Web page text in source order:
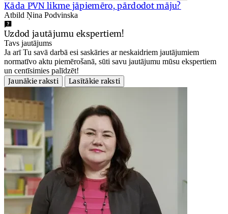
Kāda PVN likme jāpiemēro, pārdodot māju?
Atbild Ņina Podvinska
Uzdod jautājumu ekspertiem!
Tavs jautājums
Ja arī Tu savā darbā esi saskāries ar neskaidriem jautājumiem
normatīvo aktu piemērošanā, sūti savu jautājumu mūsu ekspertiem
un centīsimies palīdzēt!
Jaunākie raksti
Lasītākie raksti